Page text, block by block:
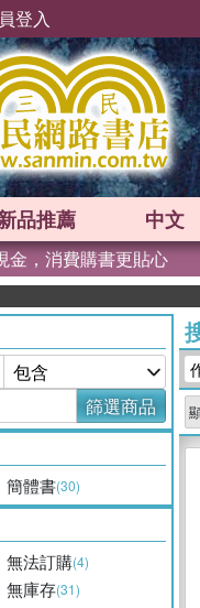
登入
品推薦 中文
金，消費購書更貼心
篩選商品
簡體書(30)
無法訂購(4)
無庫存(31)